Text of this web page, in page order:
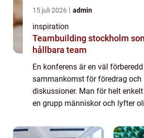
15 juli 2026 admin
inspiration
Teambuilding stockholm
hållbara team
En konferens är en väl
sammankomst för föredrag och
diskussioner. Man för helt
en grupp människor och lyfter